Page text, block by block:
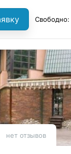
Свободно:
нет отзывов